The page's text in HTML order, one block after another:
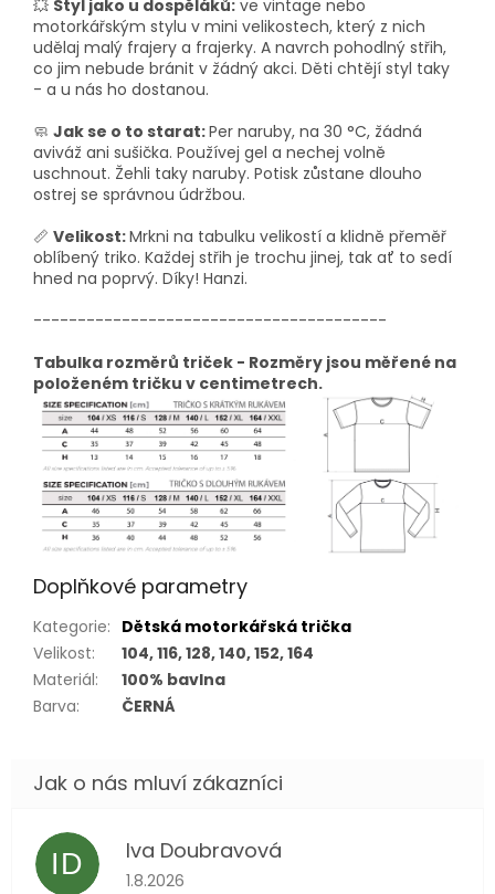
💥 Styl jako u dospěláků: ve vintage nebo
motorkářským stylu v mini velikostech, který z nich
udělaj malý frajery a frajerky. A navrch pohodlný střih,
co jim nebude bránit v žádný akci. Děti chtějí styl taky
- a u nás ho dostanou.
🧼 Jak se o to starat:Per naruby, na 30 °C, žádná
aviváž ani sušička. Používej gel a nechej volně
uschnout. Žehli taky naruby. Potisk zůstane dlouho
ostrej se správnou údržbou.
📏 Velikost:Mrkni na tabulku velikostí a klidně přeměř
oblíbený triko. Každej střih je trochu jinej, tak ať to sedí
hned na poprvý. Díky! Hanzi.
----------------------------------------
Tabulka rozměrů triček - Rozměry jsou měřené na
položeném tričku v centimetrech.
Doplňkové parametry
Kategorie: Dětská motorkářská trička
Velikost:
104, 116, 128, 140, 152, 164
Materiál:
100% bavlna
Barva: ČERNÁ
ID Iva Doubravová
Hodnocení obchodu je 5 z 5 hvězdiček.
1.8.2026